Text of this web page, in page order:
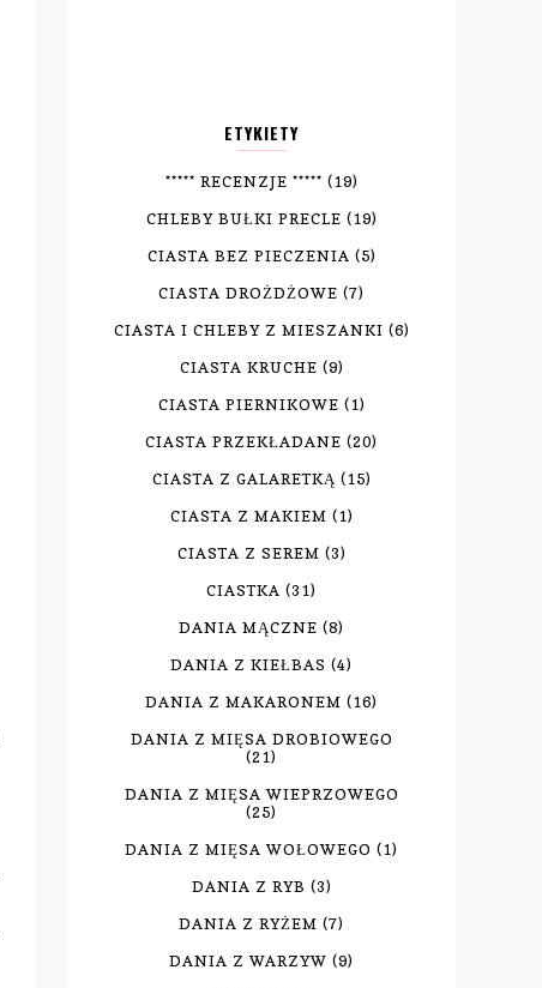
ETYKIETY
***** RECENZJE ***** (19)
CHLEBY BUŁKI PRECLE (19)
CIASTA BEZ PIECZENIA (5)
CIASTA DROŻDŻOWE (7)
CIASTA I CHLEBY Z MIESZANKI (6)
CIASTA KRUCHE (9)
CIASTA PIERNIKOWE (1)
CIASTA PRZEKŁADANE (20)
CIASTA Z GALARETKĄ (15)
CIASTA Z MAKIEM (1)
CIASTA Z SEREM (3)
CIASTKA (31)
DANIA MĄCZNE (8)
DANIA Z KIEŁBAS (4)
DANIA Z MAKARONEM (16)
DANIA Z MIĘSA DROBIOWEGO
(21)
DANIA Z MIĘSA WIEPRZOWEGO
(25)
DANIA Z MIĘSA WOŁOWEGO (1)
DANIA Z RYB (3)
DANIA Z RYŻEM (7)
DANIA Z WARZYW (9)